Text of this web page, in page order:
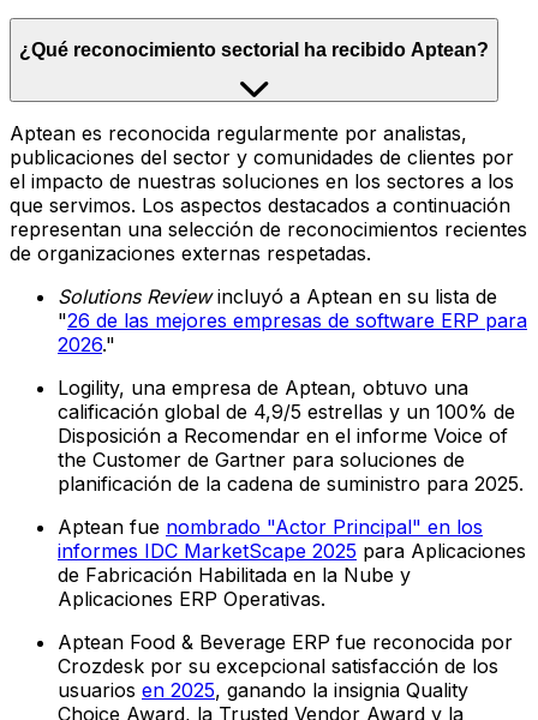
¿Qué reconocimiento sectorial ha recibido Aptean?
Aptean es reconocida regularmente por analistas,
publicaciones del sector y comunidades de clientes por
el impacto de nuestras soluciones en los sectores a los
que servimos. Los aspectos destacados a continuación
representan una selección de reconocimientos recientes
de organizaciones externas respetadas.
Solutions Reviewincluyó a Aptean en su lista de
"26 de las mejores empresas de software ERP para
2026."
Logility, una empresa de Aptean, obtuvo una
calificación global de 4,9/5 estrellas y un 100% de
Disposición a Recomendar en el informe Voice of
the Customer de Gartner para soluciones de
planificación de la cadena de suministro para 2025.
Aptean fue nombrado "Actor Principal" en los
informes IDC MarketScape 2025 para Aplicaciones
de Fabricación Habilitada en la Nube y
Aplicaciones ERP Operativas.
Aptean Food & Beverage ERP fue reconocida por
Crozdesk por su excepcional satisfacción de los
usuarios en 2025, ganando la insignia Quality
Choice Award, la Trusted Vendor Award y la